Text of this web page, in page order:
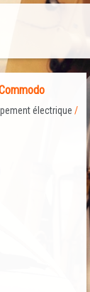
électrique /